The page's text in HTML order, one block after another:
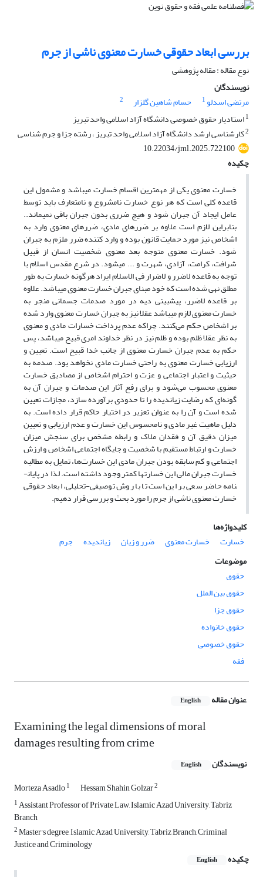
بررسی ابعاد حقوقی خسارت معنوی ناشی از جرم
نوع مقاله : مقاله پژوهشی
نویسندگان
مرتضی اسدلو1 حسام شاهین گلزار
2
1استادیار حقوق خصوصی دانشگاه آزاد اسلامی واحد تبریز
2کارشناسی ارشد دانشگاه آزاد اسلامی واحد تبریز ، رشته جزا و جرم شناسی
10.22034/jml.2025.722100
چکیده
خسارت معنوی یکی از مهمترین اقسام خسارت می­باشد و مشمول این
قاعده کلی است که هر نوع خسارت نامشروع و نامتعارف باید توسط
عامل ایجاد آن جبران شود و هیچ ضرری بدون جبران باقی نمی­ماند..
بنابراین لازم است علاوه بر ضررهای مادی، ضررهای معنوی وارد به
اشخاص نیز مورد حمایت قانون بوده و وارد کننده ضرر ملزم به جبران
شود. خسارت معنوی متوجه بعد معنوی شخصیت انسان از قبیل
شرافت، کرامت، آزادی، شهرت و ... می­شود. در شرع مقدس اسلام با
توجه به قاعده لاضرر و لاضرار فی الاسلام ایراد هرگونه خسارت به طور
مطلق نهی شده است که خود مبنای جبران خسارت معنوی می­باشد. علاوه
بر قاعده لاضرر، پیشبینی دیه در مورد صدمات جسمانی منجر به
خسارت معنوی لازم می­باشد عقلا نیز به جبران خسارت معنوی وارد شده
بر اشخاص حکم می‌کنند. چراکه عدم پرداخت خسارات مادی و معنوی
به نظر عقلا ظلم بوده و ظلم نیز در نظر خداوند امری قبیح می­باشد، پس
حکم به عدم جبران خسارت معنوی از جانب خدا قبیح است. تعیین و
ارزیابی خسارت معنوی به راحتی خسارت مادی نخواهد بود. صدمه به
حیثیت و اعتبار اجتماعی و عزت و احترام اشخاص از مصادیق خسارت
معنوی محسوب می‌شود و برای رفع آثار این صدمات و جبران آن به
گونه‌ای که رضایت زیاندیده را تا حدودی برآورده سازد، مجازات تعیین
شده است و آن را به عنوان تعزیر در اختیار حاکم قرار داده است. به
دلیل ماهیت غیر مادی و نامحسوس این خسارت و عدم ارزیابی و تعیین
میزان دقیق آن و فقدان ملاک و رابطه مشخص برای سنجش میزان
خسارت و ارتباط مستقیم با شخصیت و جایگاه اجتماعی اشخاص و ارزش
اجتماعی و کم سابقه بودن جبران مادی این خسارت‌ها، تمایل به مطالبه
خسارت جبران مالی این خسارت­ها کمتر وجود داشته است. لذا در پایان­
نامه حاضر سعی بر این است تا با روش توصیفی-تحلیلی، ابعاد حقوقی
خسارت معنوی ناشی از جرم را مورد بحث و بررسی قرار دهیم.
کلیدواژه‌ها
خسارت
خسارت معنوی ضرر و زیان زیاندیده
جرم
موضوعات
حقوق
حقوق بین الملل
حقوق جزا
حقوق خانواده
حقوق خصوصی
فقه
عنوان مقاله English
Examining the legal dimensions of moral
damages resulting from crime
نویسندگان English
Morteza Asadlo1 Hessam Shahin Golzar2
1Assistant Professor of Private Law, Islamic Azad University, Tabriz
Branch
2Master's degree, Islamic Azad University, Tabriz Branch, Criminal
Justice and Criminology
چکیده
English